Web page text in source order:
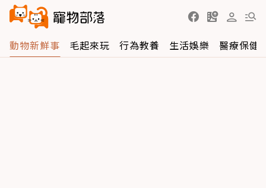
動物新鮮事 毛起來玩 行為教養 生活娛樂 醫療保健